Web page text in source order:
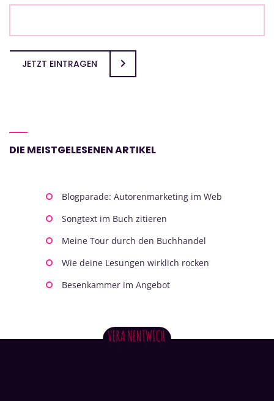
JETZT EINTRAGEN
DIE MEISTGELESENEN ARTIKEL
Blogparade: Autorenmarketing im Web
Songtext im Buch zitieren
Meine Tour durch den Buchhandel
Wie deine Lesungen wirklich rocken
Besenkammer im Angebot